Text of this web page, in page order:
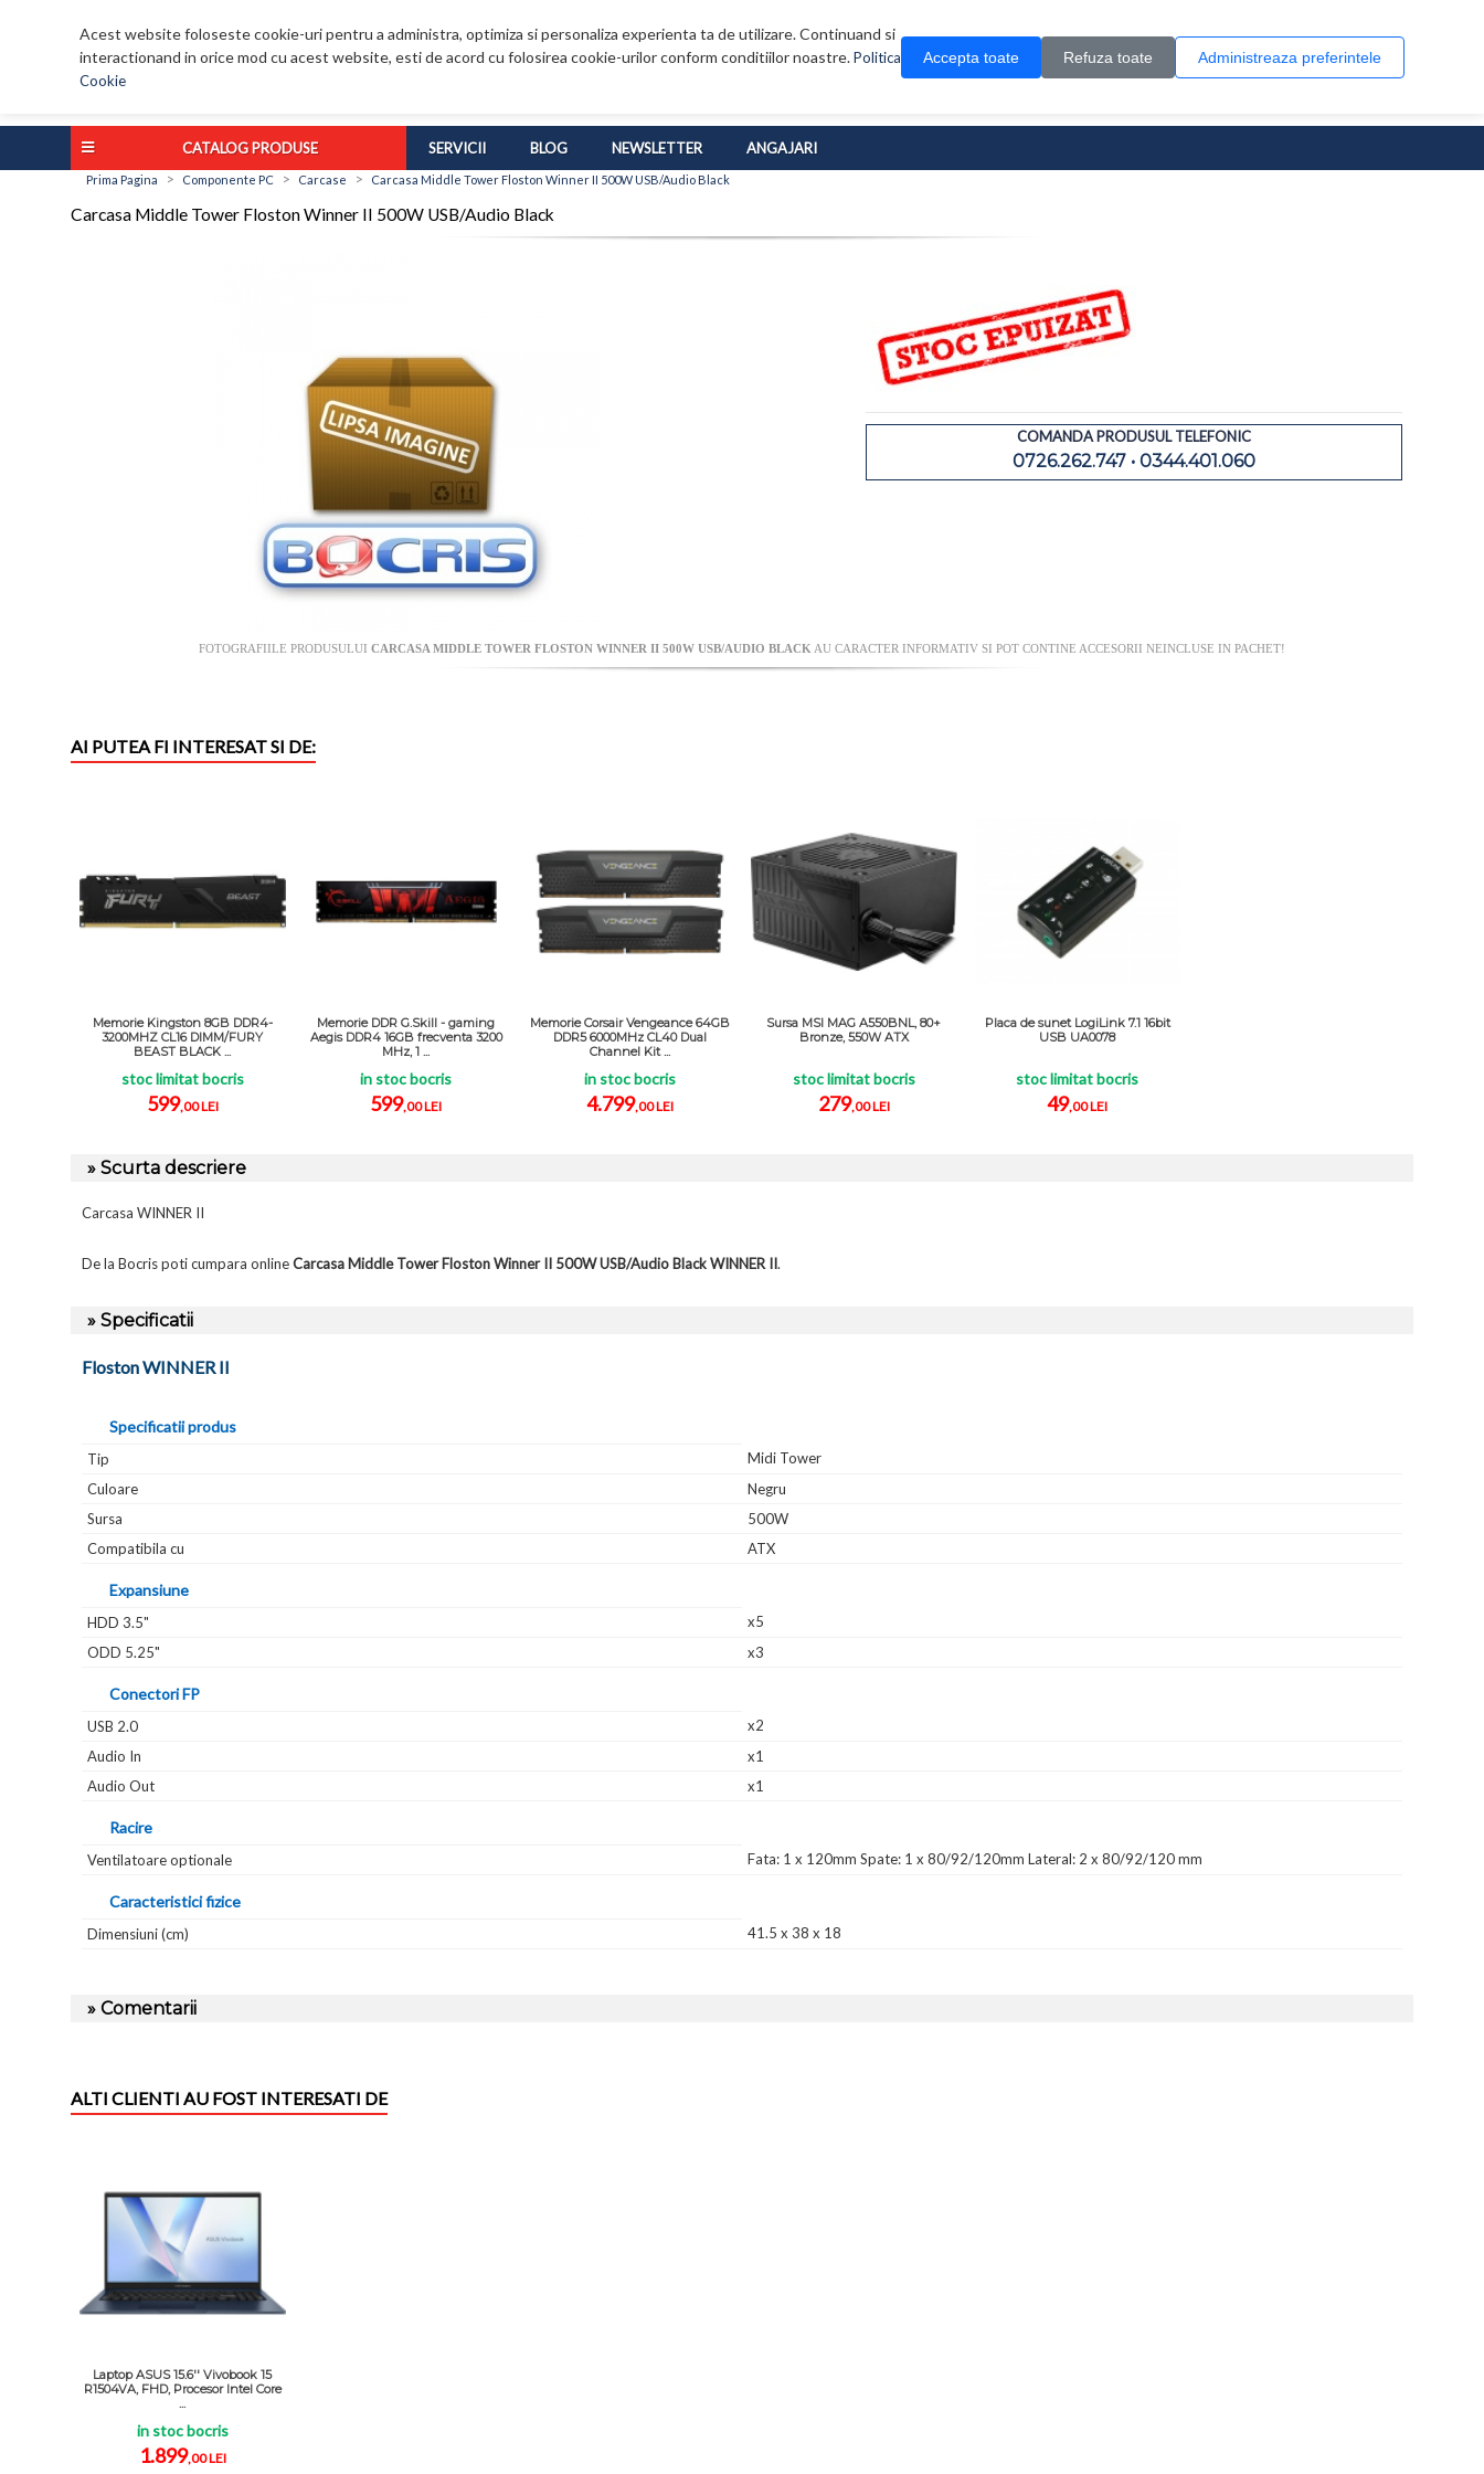
Acest website foloseste cookie-uri pentru a administra, optimiza si personaliza experienta ta de utilizare. Continuand si
interactionand in orice mod cu acest website, esti de acord cu folosirea cookie-urilor conform conditiilor noastre.Politica
Cookie
Accepta toate Refuza toate Administreaza preferintele
0 produs(e)
CATALOG PRODUSE SERVICII BLOG NEWSLETTER ANGAJARI
Prima Pagina > Componente PC > Carcase > Carcasa Middle Tower Floston Winner II 500W USB/Audio Black
Carcasa Middle Tower Floston Winner II 500W USB/Audio Black
COMANDA PRODUSUL TELEFONIC
0726.262.747 • 0344.401.060
FOTOGRAFIILE PRODUSULUI CARCASA MIDDLE TOWER FLOSTON WINNER II 500W USB/AUDIO BLACK AU CARACTER INFORMATIV SI POT CONTINE ACCESORII NEINCLUSE IN PACHET!
AI PUTEA FI INTERESAT SI DE:
Memorie Kingston 8GB DDR4-
3200MHZ CL16 DIMM/FURY
BEAST BLACK ...
stoc limitat bocris
599,00 LEI
Memorie DDR G.Skill - gaming
Aegis DDR4 16GB frecventa 3200
MHz, 1 ...
in stoc bocris
599,00 LEI
Memorie Corsair Vengeance 64GB
DDR5 6000MHz CL40 Dual
Channel Kit ...
in stoc bocris
4.799,00 LEI
Sursa MSI MAG A550BNL, 80+
Bronze, 550W ATX
stoc limitat bocris
279,00 LEI
Placa de sunet LogiLink 7.1 16bit
USB UA0078
stoc limitat bocris
49,00 LEI
» Scurta descriere
Carcasa WINNER II
De la Bocris poti cumpara onlineCarcasa Middle Tower Floston Winner II 500W USB/Audio Black WINNER II.
» Specificatii
Floston WINNER II
Specificatii produs
Tip
Midi Tower
Culoare
Negru
Sursa
500W
Compatibila cu
ATX
Expansiune
HDD 3.5"
x5
ODD 5.25"
x3
Conectori FP
USB 2.0
x2
Audio In
x1
Audio Out
x1
Racire
Ventilatoare optionale Fata: 1 x 120mm Spate: 1 x 80/92/120mm Lateral: 2 x 80/92/120 mm
Caracteristici fizice
Dimensiuni (cm) 41.5 x 38 x 18
» Comentarii
ALTI CLIENTI AU FOST INTERESATI DE
Laptop ASUS 15.6'' Vivobook 15
R1504VA, FHD, Procesor Intel Core
in stoc bocris
1.899,00 LEI